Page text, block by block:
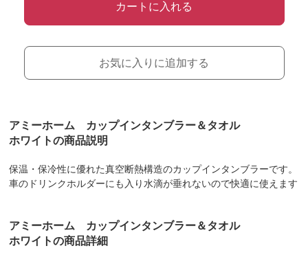
カートに入れる
お気に入りに追加する
アミーホーム カップインタンブラー＆タオル
ホワイトの商品説明
保温・保冷性に優れた真空断熱構造のカップインタンブラーです。
車のドリンクホルダーにも入り水滴が垂れないので快適に使えます
アミーホーム カップインタンブラー＆タオル
ホワイトの商品詳細